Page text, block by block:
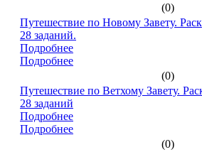
(0)
Путешествие по Новому Завету.
28 заданий.
Подробнее
Подробнее
(0)
Путешествие по Ветхому Завету.
28 заданий
Подробнее
Подробнее
(0)